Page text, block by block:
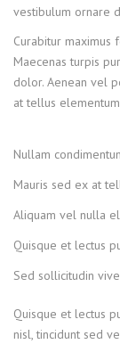
vestibulum ornare
Curabitur maximus
Maecenas turpis
dolor. Aenean vel
at tellus
Nullam
Mauris sed ex at
Aliquam vel nulla
Quisque et lectus
Sed sollicitudin
Quisque et lectus
nisl, tincidunt sed